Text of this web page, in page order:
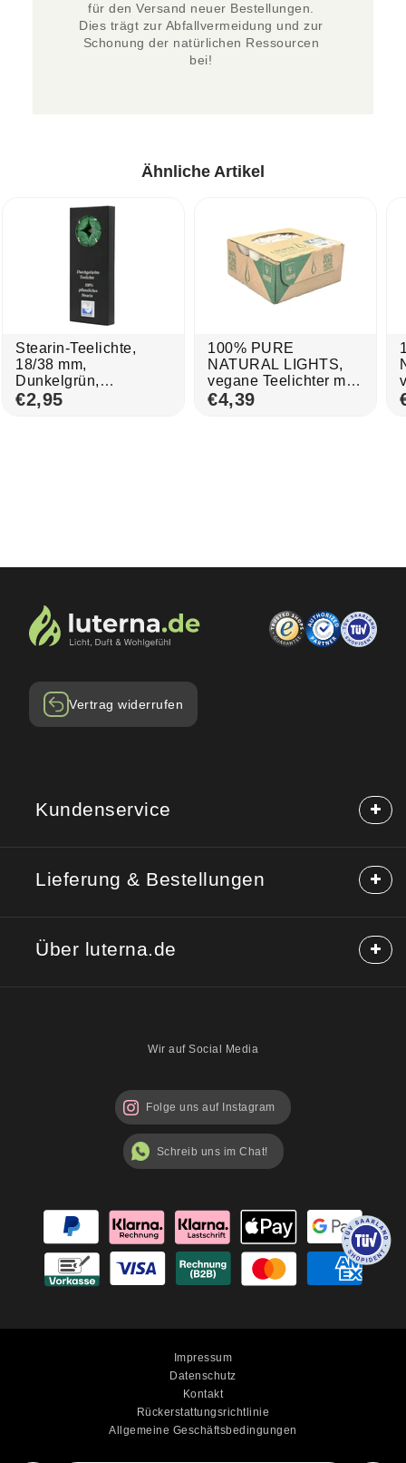
für den Versand neuer Bestellungen.
Dies trägt zur Abfallvermeidung und zur
Schonung der natürlichen Ressourcen
bei!
Ähnliche Artikel
Stearin-Teelichte,
18/38 mm,
Dunkelgrün,
KERZENFARM
HAHN, Brenndauer
€2,95
100% PURE
NATURAL LIGHTS,
vegane Teelichter mit
100%
Rapswachsfüllung,
€4,39
Vertrag widerrufen
Kundenservice
Hilfe & Kontakt
Rücksendung
Lieferung & Bestellungen
Rabattcodes
Über luterna.de
Wir auf Social Media
Folge uns auf Instagram
Schreib uns im Chat!
Impressum
Datenschutz
Kontakt
Rückerstattungsrichtlinie
Allgemeine Geschäftsbedingungen